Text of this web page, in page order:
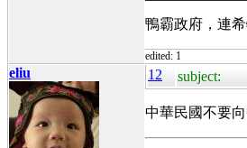
鴨霸政府，連
edited: 1
eliu 12 subject:
中華民國不要